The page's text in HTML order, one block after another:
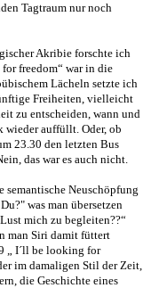
Tagtraum nur noch
Akribie forschte ich
freedom“ war in die
Lächeln setzte ich
Freiheiten, vielleicht
zu entscheiden, wann und
wieder auffüllt. Oder, ob
23.30 den letzten Bus
das war es auch nicht.
semantische Neuschöpfung
was man übersetzen
mich zu begleiten??“
man Siri damit füttert
„ I´ll be looking for
im damaligen Stil der Zeit,
die Geschichte eines